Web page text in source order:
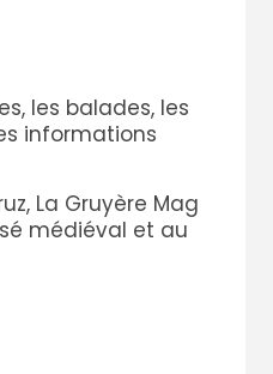
les balades, les
informations
La Gruyère Mag
médiéval et au